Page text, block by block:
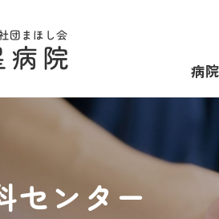
病
センター